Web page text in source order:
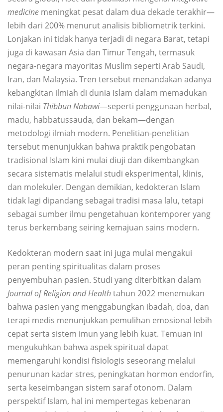
medicine meningkat pesat dalam dua dekade terakhir—
lebih dari 200% menurut analisis bibliometrik terkini.
Lonjakan ini tidak hanya terjadi di negara Barat, tetapi
juga di kawasan Asia dan Timur Tengah, termasuk
negara-negara mayoritas Muslim seperti Arab Saudi,
Iran, dan Malaysia. Tren tersebut menandakan adanya
kebangkitan ilmiah di dunia Islam dalam memadukan
nilai-nilai Thibbun Nabawi—seperti penggunaan herbal,
madu, habbatussauda, dan bekam—dengan
metodologi ilmiah modern. Penelitian-penelitian
tersebut menunjukkan bahwa praktik pengobatan
tradisional Islam kini mulai diuji dan dikembangkan
secara sistematis melalui studi eksperimental, klinis,
dan molekuler. Dengan demikian, kedokteran Islam
tidak lagi dipandang sebagai tradisi masa lalu, tetapi
sebagai sumber ilmu pengetahuan kontemporer yang
terus berkembang seiring kemajuan sains modern.
Kedokteran modern saat ini juga mulai mengakui
peran penting spiritualitas dalam proses
penyembuhan pasien. Studi yang diterbitkan dalam
Journal of Religion and Healthtahun 2022 menemukan
bahwa pasien yang menggabungkan ibadah, doa, dan
terapi medis menunjukkan pemulihan emosional lebih
cepat serta sistem imun yang lebih kuat. Temuan ini
mengukuhkan bahwa aspek spiritual dapat
memengaruhi kondisi fisiologis seseorang melalui
penurunan kadar stres, peningkatan hormon endorfin,
serta keseimbangan sistem saraf otonom. Dalam
perspektif Islam, hal ini mempertegas kebenaran